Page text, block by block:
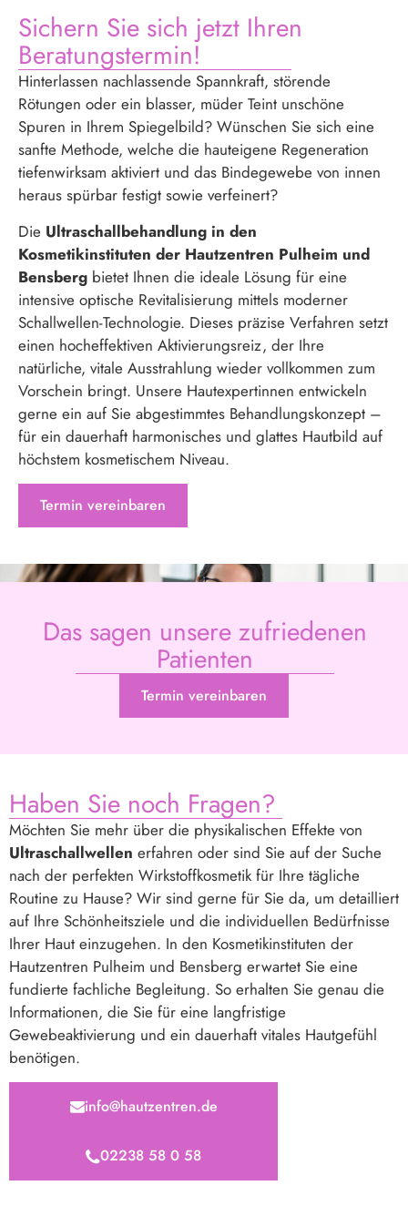
Sichern Sie sich jetzt Ihren
Beratungstermin!
Hinterlassen nachlassende Spannkraft, störende
Rötungen oder ein blasser, müder Teint unschöne
Spuren in Ihrem Spiegelbild? Wünschen Sie sich eine
sanfte Methode, welche die hauteigene Regeneration
tiefenwirksam aktiviert und das Bindegewebe von innen
heraus spürbar festigt sowie verfeinert?
Die Ultraschallbehandlung in den
Kosmetikinstituten der Hautzentren Pulheim und
Bensberg bietet Ihnen die ideale Lösung für eine
intensive optische Revitalisierung mittels moderner
Schallwellen-Technologie. Dieses präzise Verfahren setzt
einen hocheffektiven Aktivierungsreiz, der Ihre
natürliche, vitale Ausstrahlung wieder vollkommen zum
Vorschein bringt. Unsere Hautexpertinnen entwickeln
gerne ein auf Sie abgestimmtes Behandlungskonzept –
für ein dauerhaft harmonisches und glattes Hautbild auf
höchstem kosmetischem Niveau.
Termin vereinbaren
Das sagen unsere zufrieden en
Patienten
Termin vereinbaren
Haben Sie no ch Fragen?
Möchten Sie mehr über die physikalischen Effekte von
Ultraschallwellen erfahren oder sind Sie auf der Suche
nach der perfekten Wirkstoffkosmetik für Ihre tägliche
Routine zu Hause? Wir sind gerne für Sie da, um detailliert
auf Ihre Schönheitsziele und die individuellen Bedürfnisse
Ihrer Haut einzugehen. In den Kosmetikinstituten der
Hautzentren Pulheim und Bensberg erwartet Sie eine
fundierte fachliche Begleitung. So erhalten Sie genau die
Informationen, die Sie für eine langfristige
Gewebeaktivierung und ein dauerhaft vitales Hautgefühl
benötigen.
info@hautzentren.de
02238 58 0 58